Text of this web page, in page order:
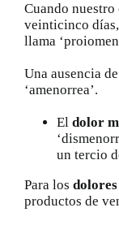
Cuando
veinticinco días,
llama
Una ausencia
‘amenorrea’.
El dolor
un tercio
Para los
productos de